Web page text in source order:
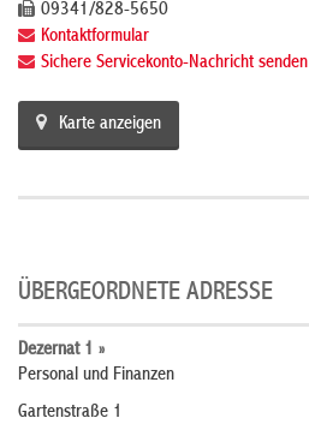
09341/828-5650
Kontaktformular
Sichere Servicekonto-Nachricht senden
Karte anzeigen
ÜBERGEORDNETE ADRESSE
Dezernat 1 »
Personal und Finanzen
Gartenstraße 1